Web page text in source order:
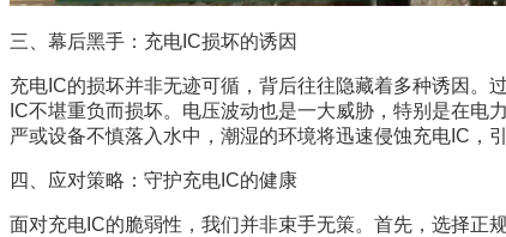
三、幕后黑手：充电IC损坏的诱因
充电IC的损坏并非无迹可循，背后往往隐藏着多种诱因。
IC不堪重负而损坏。电压波动也是一大威胁，特别是在
严或设备不慎落入水中，潮湿的环境将迅速侵蚀充电IC，
四、应对策略：守护充电IC的健康
面对充电IC的脆弱性，我们并非束手无策。首先，选择正